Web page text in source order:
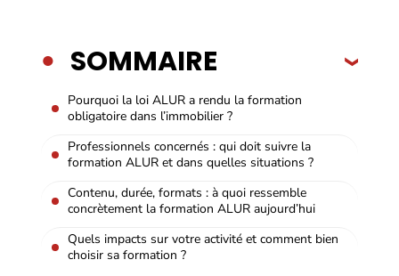
SOMMAIRE
Pourquoi la loi ALUR a rendu la formation
obligatoire dans l’immobilier ?
Professionnels concernés : qui doit suivre la
formation ALUR et dans quelles situations ?
Contenu, durée, formats : à quoi ressemble
concrètement la formation ALUR aujourd’hui
Quels impacts sur votre activité et comment bien
choisir sa formation ?